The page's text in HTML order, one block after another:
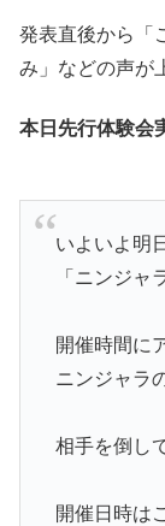
発表直後から「
み」などの声が
本日先行体験会
いよいよ明
「ニンジャ
開催時間に
ニンジャラ
相手を倒し
開催日時は